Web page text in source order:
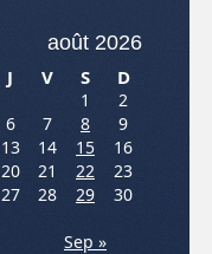
août 2026
J V S D
1
2
6 7 8
9
13 14 15
16
20 21 22
23
27 28 29
30
Sep »